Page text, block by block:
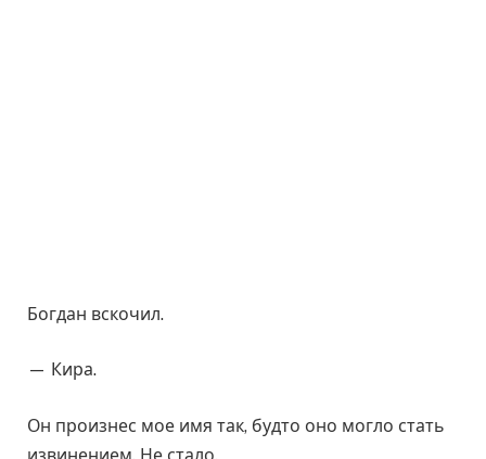
Богдан вскочил.
— Кира.
Он произнес мое имя так, будто оно могло стать